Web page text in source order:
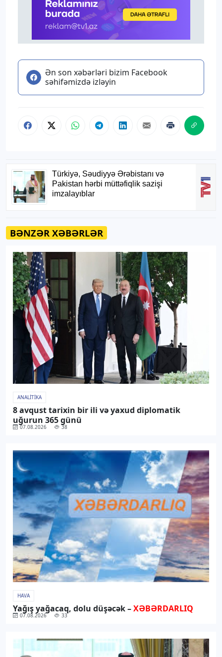
Ən son xəbərləri bizim Facebook
səhifəmizdə izləyin
BƏNZƏR XƏBƏRLƏR
ANALITIKA
8 avqust tarixin bir ili və yaxud diplomatik
uğurun 365 günü
07.08.2026 38
HAVA
Yağış yağacaq, dolu düşəcək –XƏBƏRDARLIQ
07.08.2026 33